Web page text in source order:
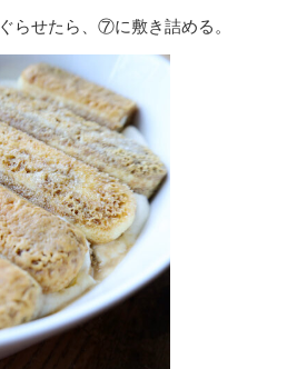
せたら、⑦に敷き詰める。